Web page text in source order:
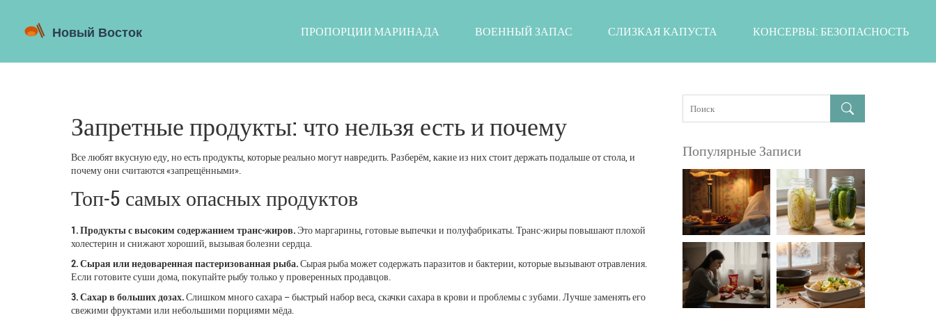
ПРОПОРЦИИ МАРИНАДА ВОЕННЫЙ ЗАПАС СЛИЗКАЯ КАПУСТА КОНСЕРВЫ: БЕЗОПАСНОСТЬ
Запретные продукты: что нельзя есть и почему
Все любят вкусную еду, но есть продукты, которые реально могут навредить. Разберём, какие из них стоит держать подальше от стола, и
почему они считаются «запрещёнными».
Топ‑5 самых опасных продуктов
1. Продукты с высоким содержанием транс‑жиров.Это маргарины, готовые выпечки и полуфабрикаты. Транс‑жиры повышают плохой
холестерин и снижают хороший, вызывая болезни сердца.
2. Сырая или недоваренная пастеризованная рыба.Сырая рыба может содержать паразитов и бактерии, которые вызывают отравления.
Если готовите суши дома, покупайте рыбу только у проверенных продавцов.
3. Сахар в больших дозах.Слишком много сахара – быстрый набор веса, скачки сахара в крови и проблемы с зубами. Лучше заменять его
свежими фруктами или небольшими порциями мёда.
Популярные Записи